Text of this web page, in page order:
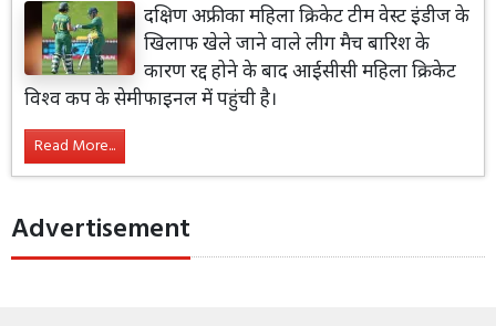
दक्षिण अफ्रीका महिला क्रिकेट टीम वेस्ट इंडीज के
खिलाफ खेले जाने वाले लीग मैच बारिश के
कारण रद्द होने के बाद आईसीसी महिला क्रिकेट
विश्व कप के सेमीफाइनल में पहुंची है।
Read More...
Advertisement